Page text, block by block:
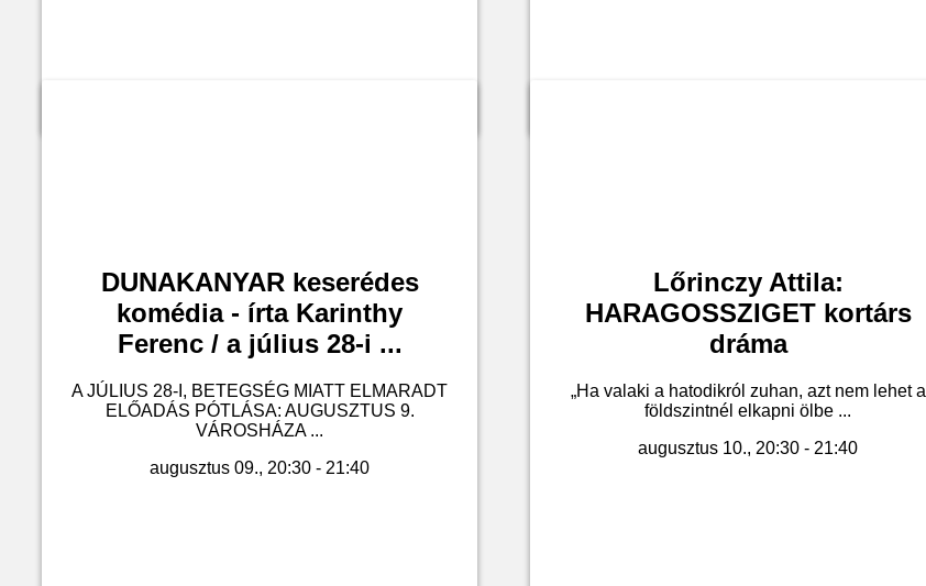
DUNAKANYAR keserédes
komédia - írta Karinthy
Ferenc / a július 28-i ...
A JÚLIUS 28-I, BETEGSÉG MIATT ELMARADT
ELŐADÁS PÓTLÁSA: AUGUSZTUS 9.
VÁROSHÁZA ...
augusztus 09., 20:30 - 21:40
Lőrinczy Attila:
HARAGOSSZIGET kortárs
dráma
„Ha valaki a hatodikról zuhan, azt nem lehet a
földszintnél elkapni ölbe ...
augusztus 10., 20:30 - 21:40